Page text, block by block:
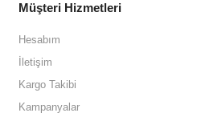
Müşteri Hizmetleri
Hesabım
İletişim
Kargo Takibi
Kampanyalar